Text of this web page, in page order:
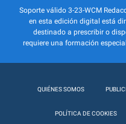
Soporte válido 3-23-WCM
en esta edición digital está
destinado a prescribir o
requiere una formación
QUIÉNES SOMOS
POLÍTICA DE COOKIES